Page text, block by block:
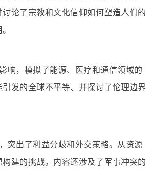
论了宗教和文化信仰如何塑造人们的
响，模拟了能源、医疗和通信领域的
发的全球不平等、并探讨了伦理边界
突出了利益分歧和外交策略。从资源
建的挑战。内容还涉及了军事冲突的